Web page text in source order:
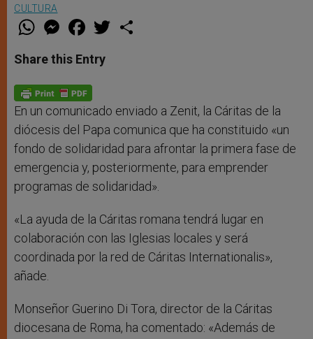
CULTURA
W
t
s
p
p
M
e
s
e
g
e
r
F
a
e
b
o
k
w
Share this Entry
En un comunicado enviado a Zenit, la Cáritas de la
diócesis del Papa comunica que ha constituido «un
fondo de solidaridad para afrontar la primera fase de
emergencia y, posteriormente, para emprender
programas de solidaridad».
«La ayuda de la Cáritas romana tendrá lugar en
colaboración con las Iglesias locales y será
coordinada por la red de Cáritas Internationalis»,
añade.
Monseñor Guerino Di Tora, director de la Cáritas
diocesana de Roma, ha comentado: «Además de